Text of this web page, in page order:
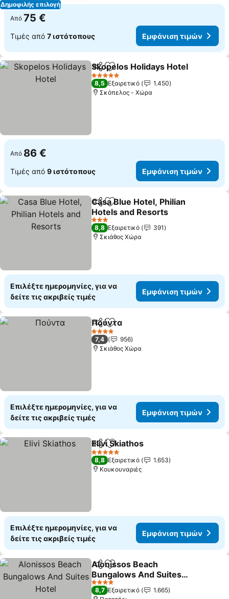
Δημοφιλής επιλογή
Από 75 €
Τιμές από 7 ιστότοπους Εμφάνιση τιμών
Κοινοποίηση
Προσθήκη στα αγαπημένα
Skopelos Holidays Hotel
5 Αστέρια
8,5 Εξαιρετικό
1.450
Σκόπελος - Χώρα
Από 86 €
Τιμές από 9 ιστότοπους Εμφάνιση τιμών
Κοινοποίηση
Προσθήκη στα αγαπημένα
Casa Blue Hotel, Philian
Hotels and Resorts
3 Αστέρια
8,8 Εξαιρετικό
391
Σκιάθος Χώρα
Επιλέξτε ημερομηνίες, για να
δείτε τις ακριβείς τιμές
Εμφάνιση τιμών
Κοινοποίηση
Προσθήκη στα αγαπημένα
Πούντα
4 Αστέρια
7,4
956
Σκιάθος Χώρα
Επιλέξτε ημερομηνίες, για να
δείτε τις ακριβείς τιμές
Εμφάνιση τιμών
Κοινοποίηση
Προσθήκη στα αγαπημένα
Elivi Skiathos
5 Αστέρια
8,8 Εξαιρετικό
1.653
Κουκουναριές
Επιλέξτε ημερομηνίες, για να
δείτε τις ακριβείς τιμές
Εμφάνιση τιμών
Κοινοποίηση
Προσθήκη στα αγαπημένα
Alonissos Beach
Bungalows And Suites
Hotel
4 Αστέρια
8,7 Εξαιρετικό
1.665